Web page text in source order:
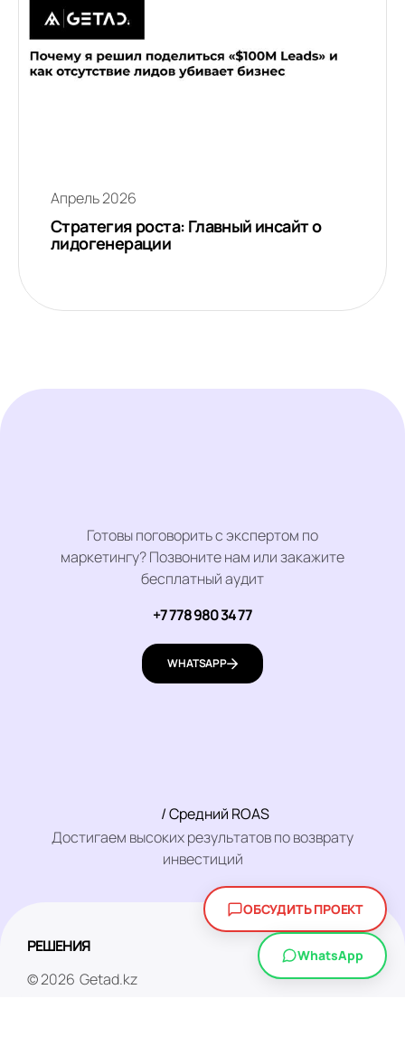
ОБСУДИТЬ ПРОЕКТ
WhatsApp
Апрель 2026
Стратегия роста: Главный инсайт о
лидогенерации
Готовы поговорить с экспертом по
маркетингу? Позвоните нам или закажите
бесплатный аудит
+7 778 980 34 77
WHATSAPP
/ Средний ROAS
Достигаем высоких результатов по возврату
инвестиций
РЕШЕНИЯ
© 2026 Getad.kz